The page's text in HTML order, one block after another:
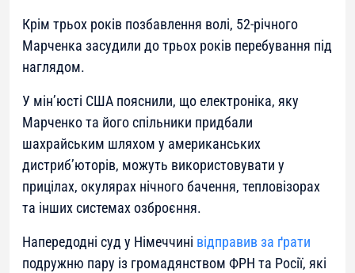
Крім трьох років позбавлення волі, 52-річного
Марченка засудили до трьох років перебування під
наглядом.
У мін’юсті США пояснили, що електроніка, яку
Марченко та його спільники придбали
шахрайським шляхом у американських
дистриб’юторів, можуть використовувати у
прицілах, окулярах нічного бачення, тепловізорах
та інших системах озброєння.
Напередодні суд у Німеччині відправив за ґрати
подружню пару із громадянством ФРН та Росії, які